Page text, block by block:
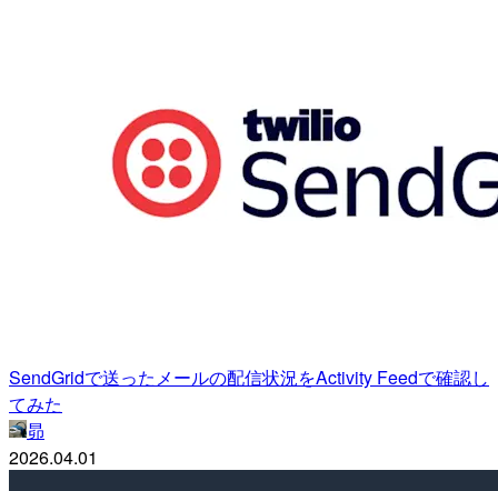
SendGridで送ったメールの配信状況をActivity Feedで確認し
てみた
昴
2026.04.01